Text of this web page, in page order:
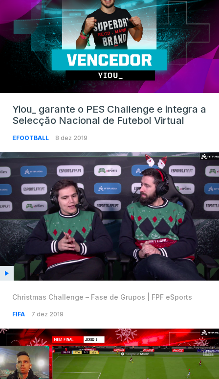
Yiou_ garante o PES Challenge e integra a
Selecção Nacional de Futebol Virtual
EFOOTBALL 8 dez 2019
Christmas Challenge – Fase de Grupos | FPF eSports
FIFA 7 dez 2019